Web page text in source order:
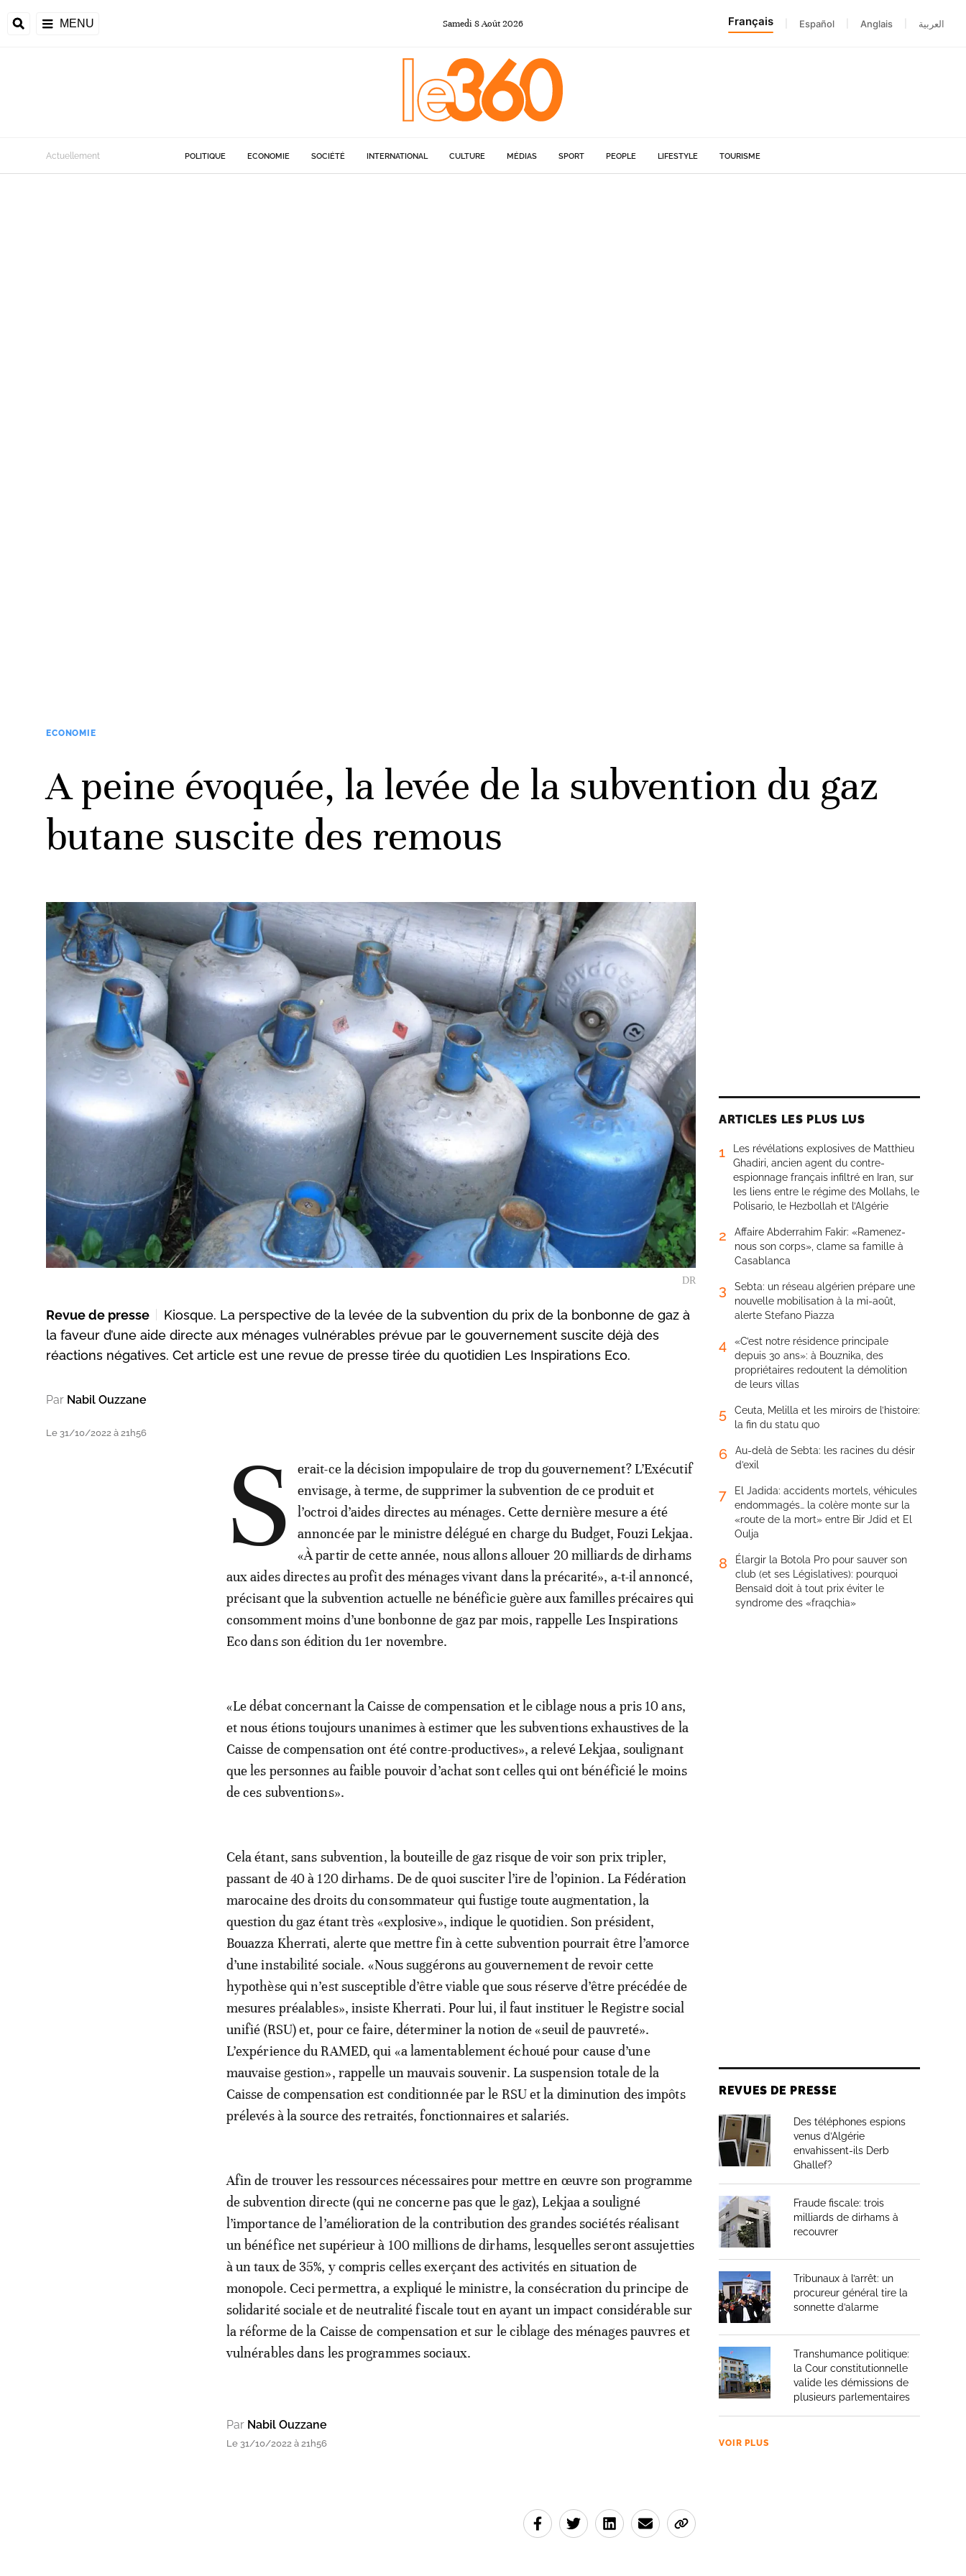
MENU Samedi 8Août2026 Français Español Anglais العربية
Actuellement POLITIQUE ECONOMIE SOCIÉTÉ INTERNATIONAL CULTURE MÉDIAS SPORT PEOPLE LIFESTYLE TOURISME
ECONOMIE
A peine évoquée, la levée de la subvention du gaz
butane suscite des remous
DR
Revue de presse
Kiosque. La perspective de la levée de la subvention du prix de la bonbonne de gaz à
la faveur d’une aide directe aux ménages vulnérables prévue par le gouvernement suscite déjà des
réactions négatives. Cet article est une revue de presse tirée du quotidien Les Inspirations Eco.
Par Nabil Ouzzane
Le 31/10/2022 à 21h56 S
erait-ce la décision impopulaire de trop du gouvernement? L’Exécutif
envisage, à terme, de supprimer la subvention de ce produit et
l’octroi d’aides directes au ménages. Cette dernière mesure a été
annoncée par le ministre délégué en charge du Budget, Fouzi Lekjaa.
«À partir de cette année, nous allons allouer 20 milliards de dirhams
aux aides directes au profit des ménages vivant dans la précarité», a-t-il annoncé,
précisant que la subvention actuelle ne bénéficie guère aux familles précaires qui
consomment moins d’une bonbonne de gaz par mois, rappelle Les Inspirations
Eco dans son édition du 1er novembre.
«Le débat concernant la Caisse de compensation et le ciblage nous a pris 10 ans,
et nous étions toujours unanimes à estimer que les subventions exhaustives de la
Caisse de compensation ont été contre-productives», a relevé Lekjaa, soulignant
que les personnes au faible pouvoir d’achat sont celles qui ont bénéficié le moins
de ces subventions».
Cela étant, sans subvention, la bouteille de gaz risque de voir son prix tripler,
passant de 40 à 120 dirhams. De de quoi susciter l’ire de l’opinion. La Fédération
marocaine des droits du consommateur qui fustige toute augmentation, la
question du gaz étant très «explosive», indique le quotidien. Son président,
Bouazza Kherrati, alerte que mettre fin à cette subvention pourrait être l’amorce
d’une instabilité sociale. «Nous suggérons au gouvernement de revoir cette
hypothèse qui n’est susceptible d’être viable que sous réserve d’être précédée de
mesures préalables», insiste Kherrati. Pour lui, il faut instituer le Registre social
unifié (RSU) et, pour ce faire, déterminer la notion de «seuil de pauvreté».
L’expérience du RAMED, qui «a lamentablement échoué pour cause d’une
mauvaise gestion», rappelle un mauvais souvenir. La suspension totale de la
Caisse de compensation est conditionnée par le RSU et la diminution des impôts
prélevés à la source des retraités, fonctionnaires et salariés.
Afin de trouver les ressources nécessaires pour mettre en œuvre son programme
de subvention directe (qui ne concerne pas que le gaz), Lekjaa a souligné
l’importance de l’amélioration de la contribution des grandes sociétés réalisant
un bénéfice net supérieur à 100 millions de dirhams, lesquelles seront assujetties
à un taux de 35%, y compris celles exerçant des activités en situation de
monopole. Ceci permettra, a expliqué le ministre, la consécration du principe de
solidarité sociale et de neutralité fiscale tout en ayant un impact considérable sur
la réforme de la Caisse de compensation et sur le ciblage des ménages pauvres et
vulnérables dans les programmes sociaux.
Par Nabil Ouzzane
Le 31/10/2022 à 21h56
ARTICLES LES PLUS LUS
1
Les révélations explosives de Matthieu
Ghadiri, ancien agent du contre-
espionnage français infiltré en Iran, sur
les liens entre le régime des Mollahs, le
Polisario, le Hezbollah et l’Algérie
2
Affaire Abderrahim Fakir: «Ramenez-
nous son corps», clame sa famille à
Casablanca
3
Sebta: un réseau algérien prépare une
nouvelle mobilisation à la mi-août,
alerte Stefano Piazza
4
«C’est notre résidence principale
depuis 30 ans»: à Bouznika, des
propriétaires redoutent la démolition
de leurs villas
5
Ceuta, Melilla et les miroirs de l’histoire:
la fin du statu quo
6
Au-delà de Sebta: les racines du désir
d’exil
7
El Jadida: accidents mortels, véhicules
endommagés… la colère monte sur la
«route de la mort» entre Bir Jdid et El
Oulja
8
Élargir la Botola Pro pour sauver son
club (et ses Législatives): pourquoi
Bensaïd doit à tout prix éviter le
syndrome des «fraqchia»
REVUES DE PRESSE
Des téléphones espions
venus d’Algérie
envahissent-ils Derb
Ghallef?
Fraude fiscale: trois
milliards de dirhams à
recouvrer
Tribunaux à l’arrêt: un
procureur général tire la
sonnette d’alarme
Transhumance politique:
la Cour constitutionnelle
valide les démissions de
plusieurs parlementaires
VOIR PLUS